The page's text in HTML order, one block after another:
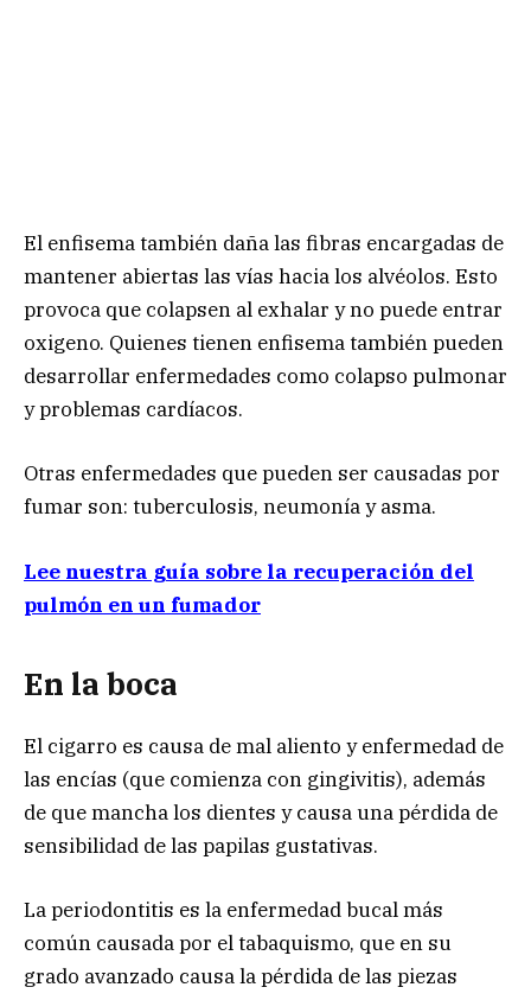
El enfisema también daña las fibras encargadas de
mantener abiertas las vías hacia los alvéolos. Esto
provoca que colapsen al exhalar y no puede entrar
oxigeno. Quienes tienen enfisema también pueden
desarrollar enfermedades como colapso pulmonar
y problemas cardíacos.
Otras enfermedades que pueden ser causadas por
fumar son: tuberculosis, neumonía y asma.
Lee nuestra guía sobre la recuperación del
pulmón en un fumador
En la boca
El cigarro es causa de mal aliento y enfermedad de
las encías (que comienza con gingivitis), además
de que mancha los dientes y causa una pérdida de
sensibilidad de las papilas gustativas.
La periodontitis es la enfermedad bucal más
común causada por el tabaquismo, que en su
grado avanzado causa la pérdida de las piezas